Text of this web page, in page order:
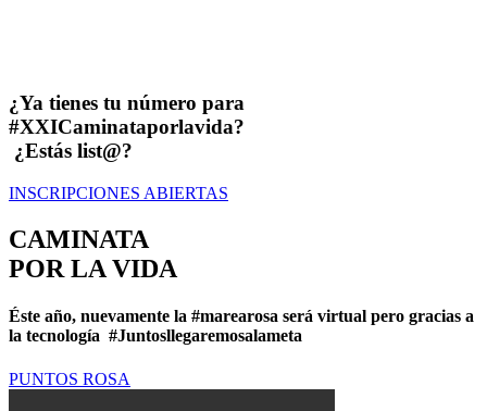
¿Ya tienes tu número para
#XXICaminataporlavida?
¿Estás list@?
INSCRIPCIONES ABIERTAS
CAMINATA
POR LA VIDA
Éste año, nuevamente la #marearosa será virtual pero gracias a
la tecnología #Juntosllegaremosalameta
PUNTOS ROSA